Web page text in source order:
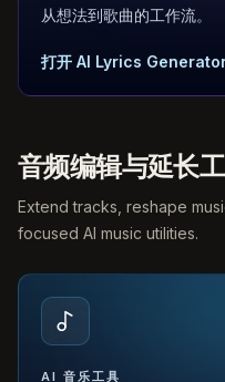
从想法到歌曲的工作流。
打开 AI Lyrics
音频编辑与延长
Extend tracks, reshape
focused AI music utilities.
AI 音乐工具